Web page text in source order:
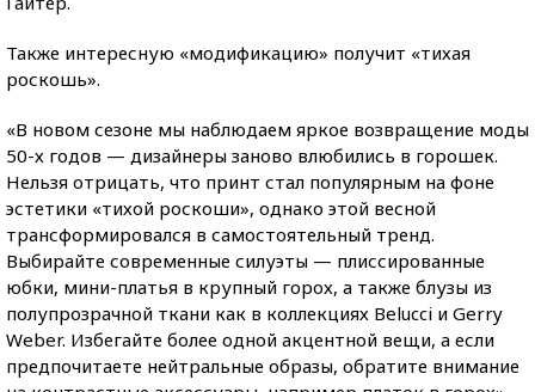
Также интересную «модификацию» получит «тихая
роскошь».
«В новом сезоне мы наблюдаем яркое возвращение моды
50-х годов — дизайнеры заново влюбились в горошек.
Нельзя отрицать, что принт стал популярным на фоне
эстетики «тихой роскоши», однако этой весной
трансформировался в самостоятельный тренд.
Выбирайте современные силуэты — плиссированные
юбки, мини-платья в крупный горох, а также блузы из
полупрозрачной ткани как в коллекциях Belucci и Gerry
Weber. Избегайте более одной акцентной вещи, а если
предпочитаете нейтральные образы, обратите внимание